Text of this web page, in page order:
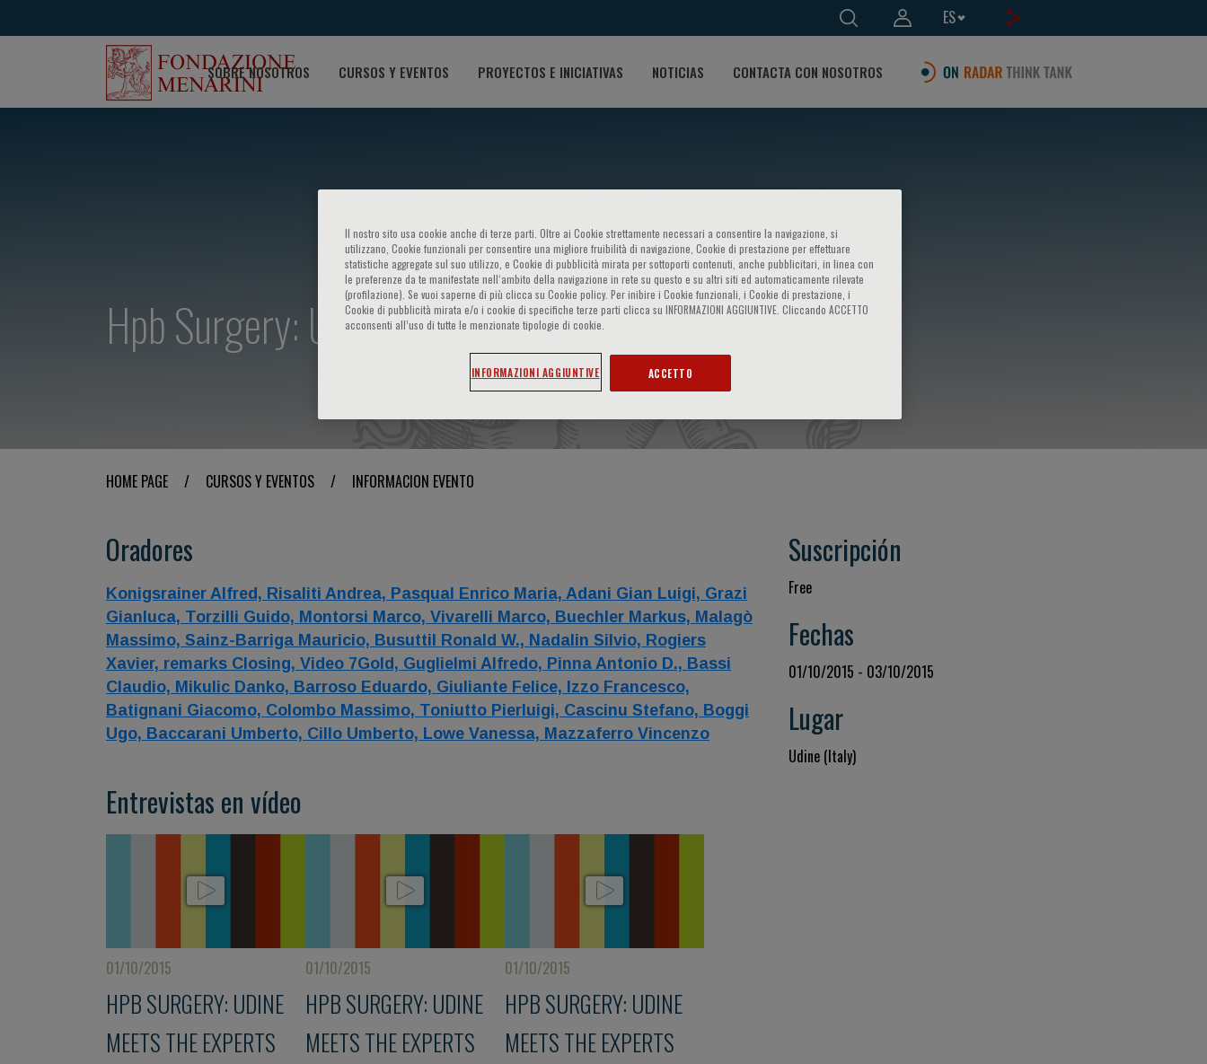
ES
SOBRE NOSOTROS CURSOS Y EVENTOS PROYECTOS E INICIATIVAS NOTICIAS CONTACTA CON NOSOTROS
Hpb Surgery: Udine Meets The Experts
HOME PAGE / CURSOS Y EVENTOS / INFORMACION EVENTO
Oradores
Konigsrainer Alfred, Risaliti Andrea, Pasqual Enrico Maria, Adani Gian Luigi, Grazi
Gianluca, Torzilli Guido, Montorsi Marco, Vivarelli Marco, Buechler Markus, Malagò
Massimo, Sainz-Barriga Mauricio, Busuttil Ronald W., Nadalin Silvio, Rogiers
Xavier, remarks Closing, Video 7Gold, Guglielmi Alfredo, Pinna Antonio D., Bassi
Claudio, Mikulic Danko, Barroso Eduardo, Giuliante Felice, Izzo Francesco,
Batignani Giacomo, Colombo Massimo, Toniutto Pierluigi, Cascinu Stefano, Boggi
Ugo, Baccarani Umberto, Cillo Umberto, Lowe Vanessa, Mazzaferro Vincenzo
Entrevistas en vídeo
01/10/2015
HPB SURGERY: UDINE
MEETS THE EXPERTS
01/10/2015
HPB SURGERY: UDINE
MEETS THE EXPERTS
01/10/2015
HPB SURGERY: UDINE
MEETS THE EXPERTS
Suscripción
Free
Fechas
01/10/2015 - 03/10/2015
Lugar
Udine (Italy)
Il nostro sito usa cookie anche di terze parti. Oltre ai Cookie strettamente necessari a consentire la navigazione, si
utilizzano, Cookie funzionali per consentire una migliore fruibilità di navigazione, Cookie di prestazione per effettuare
statistiche aggregate sul suo utilizzo, e Cookie di pubblicità mirata per sottoporti contenuti, anche pubblicitari, in linea con
le preferenze da te manifestate nell‘ambito della navigazione in rete su questo e su altri siti ed automaticamente rilevate
(profilazione). Se vuoi saperne di più clicca su Cookie policy. Per inibire i Cookie funzionali, i Cookie di prestazione, i
Cookie di pubblicità mirata e/o i cookie di specifiche terze parti clicca su INFORMAZIONI AGGIUNTIVE. Cliccando ACCETTO
acconsenti all’uso di tutte le menzionate tipologie di cookie.
INFORMAZIONI AGGIUNTIVE ACCETTO